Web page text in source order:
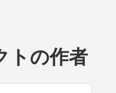
トの作者